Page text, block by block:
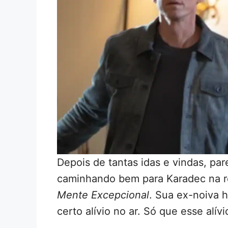
Depois de tantas idas e vindas,
caminhando bem para Karadec
Mente Excepcional. Sua ex-noiva
certo alívio no ar. Só que esse